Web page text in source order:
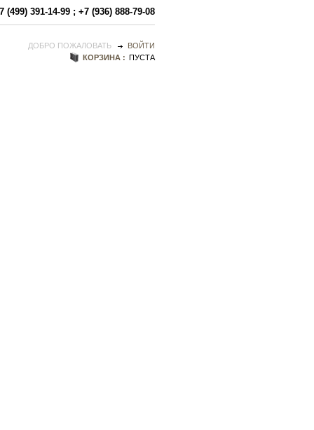
(499) 391-14-99 ; +7 (936) 888-79-08
ДОБРО ПОЖАЛОВАТЬ
ВОЙТИ
КОРЗИНА :
ПУСТА